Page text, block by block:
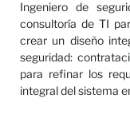
Ingeniero de
consultoría de TI
crear un diseño
seguridad:
para refinar los
integral del sistema